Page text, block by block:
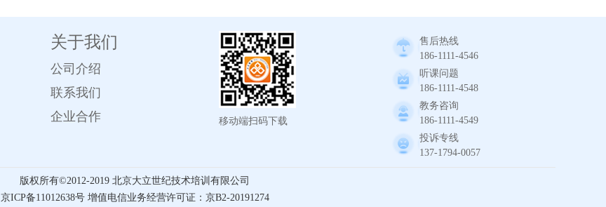
关于我们
公司介绍
联系我们
企业合作
移动端扫码下载
售后热线
186-1111-4546
听课问题
186-1111-4548
教务咨询
186-1111-4549
投诉专线
137-1794-0057
版权所有©️2012-2019 北京大立世纪技术培训有限公司
京ICP备11012638号 增值电信业务经营许可证：京B2-20191274